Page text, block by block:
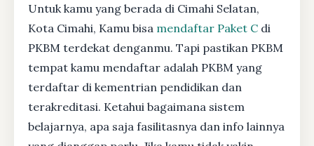
Untuk kamu yang berada di Cimahi Selatan,
Kota Cimahi, Kamu bisa mendaftar Paket C di
PKBM terdekat denganmu. Tapi pastikan PKBM
tempat kamu mendaftar adalah PKBM yang
terdaftar di kementrian pendidikan dan
terakreditasi. Ketahui bagaimana sistem
belajarnya, apa saja fasilitasnya dan info lainnya